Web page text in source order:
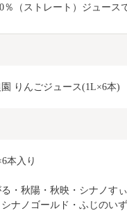
％（ストレート）ジュース
りんごジュース(1L×6本)
本入り
・秋陽・秋映・シナノす
ナノゴールド・ふじのい